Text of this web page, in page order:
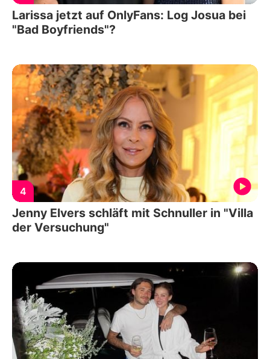
Larissa jetzt auf OnlyFans: Log Josua bei
"Bad Boyfriends"?
4
Jenny Elvers schläft mit Schnuller in "Villa
der Versuchung"